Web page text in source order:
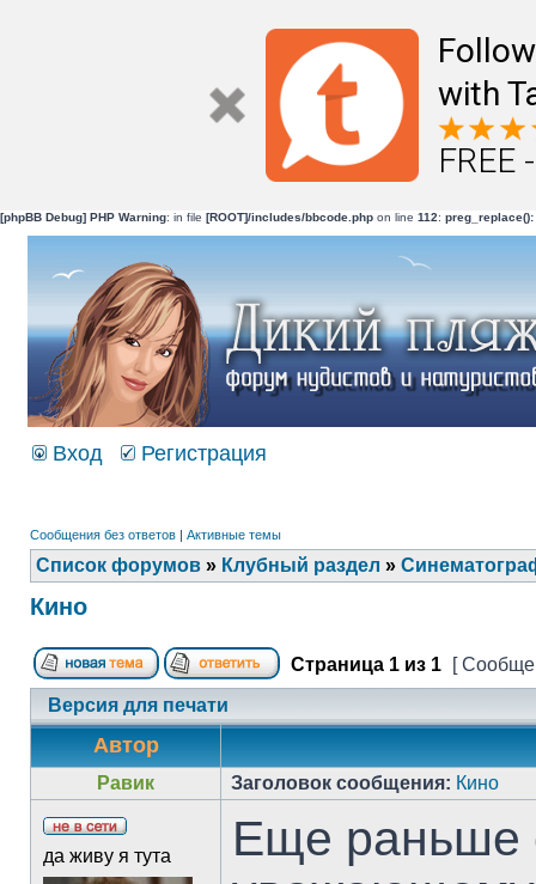
with
FREE
[phpBB Debug] PHP Warning: in file [ROOT]/includes/bbcode.php on line 112:
Вход Регистрация
Сообщения без ответов | Активные темы
Список форумов » Клубный раздел »
Кино
Страница 1 из 1
[
Версия для печати
Автор
Равик Заголовок сообщения: Кино
да живу я тута
Еще раньше